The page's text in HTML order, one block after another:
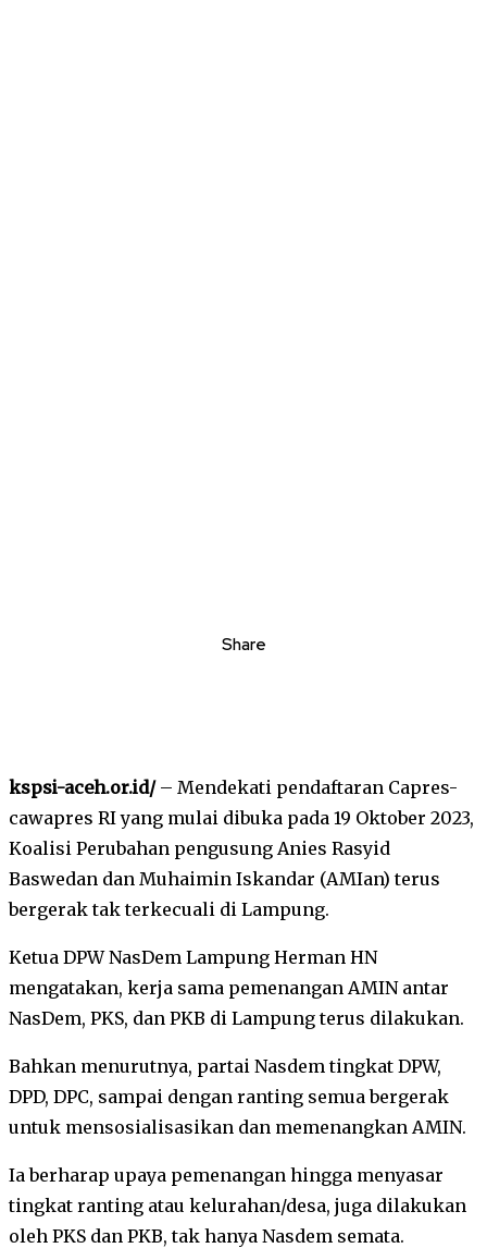
Share
kspsi-aceh.or.id/– Mendekati pendaftaran Capres-
cawapres RI yang mulai dibuka pada 19 Oktober 2023,
Koalisi Perubahan pengusung Anies Rasyid
Baswedan dan Muhaimin Iskandar (AMIan) terus
bergerak tak terkecuali di Lampung.
Ketua DPW NasDem Lampung Herman HN
mengatakan, kerja sama pemenangan AMIN antar
NasDem, PKS, dan PKB di Lampung terus dilakukan.
Bahkan menurutnya, partai Nasdem tingkat DPW,
DPD, DPC, sampai dengan ranting semua bergerak
untuk mensosialisasikan dan memenangkan AMIN.
Ia berharap upaya pemenangan hingga menyasar
tingkat ranting atau kelurahan/desa, juga dilakukan
oleh PKS dan PKB, tak hanya Nasdem semata.